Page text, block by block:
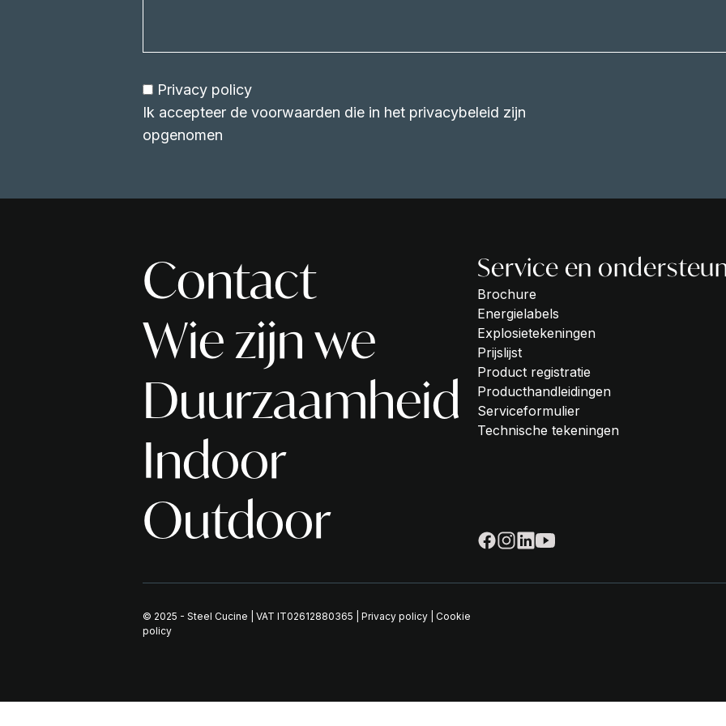
Privacy policy
Ik accepteer de voorwaarden die in het privacybeleid zijn
opgenomen
Contact
Wie zijn we
Duurzaamheid
Indoor
Outdoor
Service en
Brochure
Energielabels
Explosietekeningen
Prijslijst
Product registratie
Producthandleidingen
Serviceformulier
Technische tekeningen
© 2025 - Steel Cucine | VAT IT02612880365 | Privacy policy
Cookie
policy